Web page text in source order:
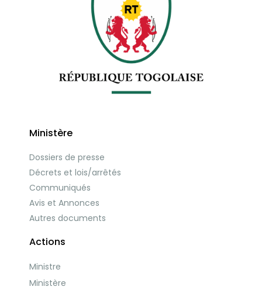
Ministère
Dossiers de presse
Décrets et lois/arrêtés
Communiqués
Avis et Annonces
Autres documents
Actions
Ministre
Ministère